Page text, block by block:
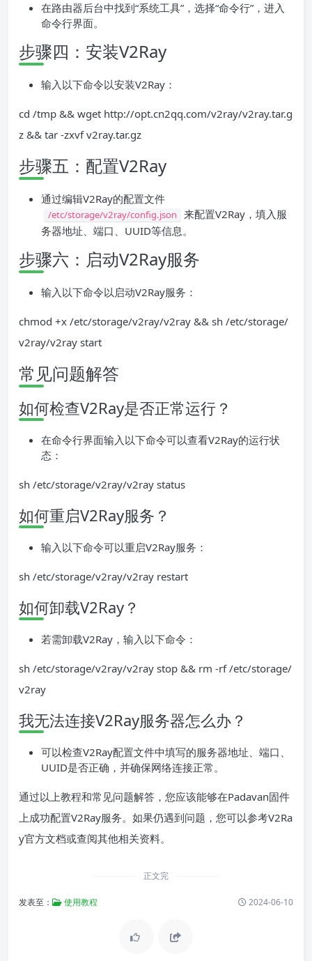
在路由器后台中找到“系统工具”，选择“命令行”，进入
命令行界面。
步骤四：安装V2Ray
输入以下命令以安装V2Ray：
cd /tmp && wget http://opt.cn2qq.com/v2ray/v2ray.tar.g
z && tar -zxvf v2ray.tar.gz
步骤五：配置V2Ray
通过编辑V2Ray的配置文件
/etc/storage/v2ray/config.json
来配置V2Ray，填入服
务器地址、端口、UUID等信息。
步骤六：启动V2Ray服务
输入以下命令以启动V2Ray服务：
chmod +x /etc/storage/v2ray/v2ray && sh /etc/storage/
v2ray/v2ray start
常见问题解答
如何检查V2Ray是否正常运行？
在命令行界面输入以下命令可以查看V2Ray的运行状
态：
sh /etc/storage/v2ray/v2ray status
如何重启V2Ray服务？
输入以下命令可以重启V2Ray服务：
sh /etc/storage/v2ray/v2ray restart
如何卸载V2Ray？
若需卸载V2Ray，输入以下命令：
sh /etc/storage/v2ray/v2ray stop && rm -rf /etc/storage/
v2ray
我无法连接V2Ray服务器怎么办？
可以检查V2Ray配置文件中填写的服务器地址、端口、
UUID是否正确，并确保网络连接正常。
通过以上教程和常见问题解答，您应该能够在Padavan固件
上成功配置V2Ray服务。如果仍遇到问题，您可以参考V2Ra
y官方文档或查阅其他相关资料。
正文完
发表至： 使用教程 2024-06-10